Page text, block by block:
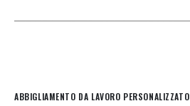
ABBIGLIAMENTO DA LAVORO PERSONALIZZATO